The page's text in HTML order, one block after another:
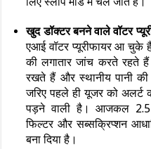
खुद डॉक्टर बनने वाले वॉटर
एआई वॉटर प्यूरीफायर आ चुके
की लगातार जांच करते रहते
रखते हैं और स्थानीय पानी
जरिए पहले ही यूजर को
पड़ने वाली है। आजकल
फिल्टर और सब्सक्रिप्शन
बना दिया है।